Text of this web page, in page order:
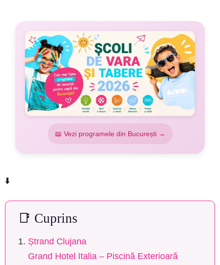
📖 Vezi programele din București →
⬇️
📑 Cuprins
Ștrand Clujana
Grand Hotel Italia – Piscină Exterioară